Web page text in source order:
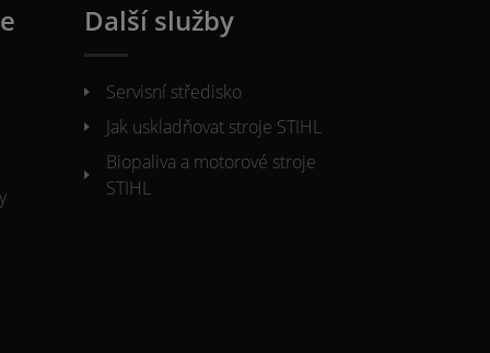
Další služby
Servisní středisko
Jak uskladňovat stroje STIHL
Biopaliva a motorové stroje
STIHL